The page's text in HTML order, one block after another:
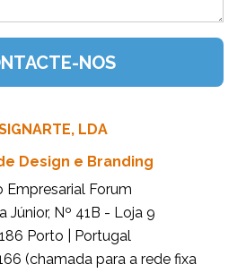
LDA
Design e Branding
Empresarial Forum
Júnior, Nº 41B - Loja 9
Porto | Portugal
(chamada para a rede fixa